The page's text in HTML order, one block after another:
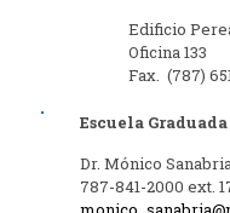
Edificio
Oficina 133
Fax. (787)
Escuela
Dr. Mónico
787-841-2000 ext.